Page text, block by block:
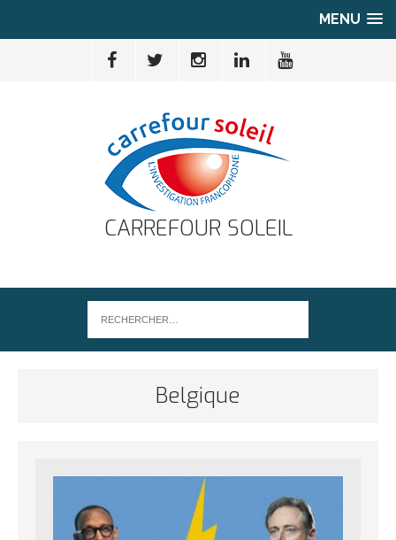
MENU
CARREFOUR SOLEIL
Belgique